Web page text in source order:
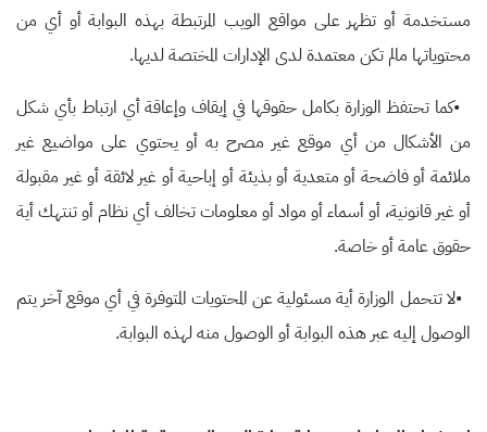
مستخدمة أو تظهر على مواقع الويب المرتبطة بهذه البوابة أو أي من
محتوياتها مالم تكن معتمدة لدى الإدارات المختصة لديها.
•كما تحتفظ الوزارة بكامل حقوقها في إيقاف وإعاقة أي ارتباط بأي شكل
من الأشكال من أي موقع غير مصرح به أو يحتوي على مواضيع غير
ملائمة أو فاضحة أو متعدية أو بذيئة أو إباحية أو غير لائقة أو غير مقبولة
أو غير قانونية، أو أسماء أو مواد أو معلومات تخالف أي نظام أو تنتهك أية
حقوق عامة أو خاصة.
•لا تتحمل الوزارة أية مسئولية عن المحتويات المتوفرة في أي موقع آخر يتم
الوصول إليه عبر هذه البوابة أو الوصول منه لهذه البوابة.